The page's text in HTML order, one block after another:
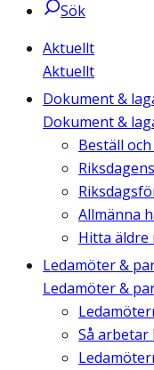
Sök
Aktuellt
Aktuellt
Dokument &
Dokument &
Beställ
Allmänna
Hitta äldre
Ledamöter &
Ledamöter &
Så arbetar